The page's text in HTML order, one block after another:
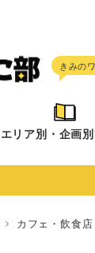
エリア別・企画
カフェ・飲食店